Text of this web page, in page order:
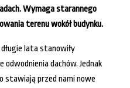
Wymaga starannego
terenu wokół budynku.
lata stanowiły
dachów. Jednak
stawiają przed nami nowe